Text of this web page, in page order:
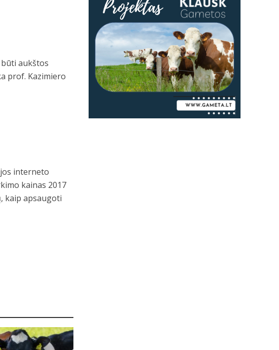
aukštos
prof. Kazimiero
interneto
kainas 2017
kaip apsaugoti